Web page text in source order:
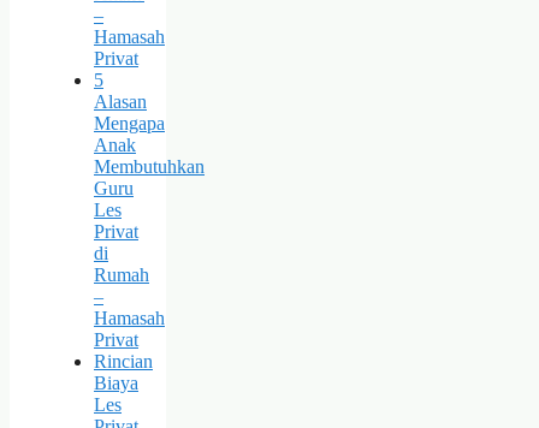
–
Hamasah
Privat
5
Alasan
Mengapa
Anak
Membutuhkan
Guru
Les
Privat
di
Rumah
–
Hamasah
Privat
Rincian
Biaya
Les